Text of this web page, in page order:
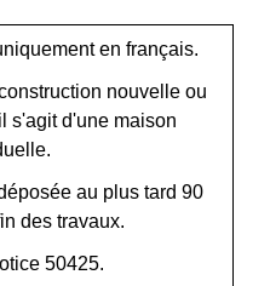
en français.
nouvelle ou
s'agit d'une maison
au plus tard 90
des travaux.
50425.